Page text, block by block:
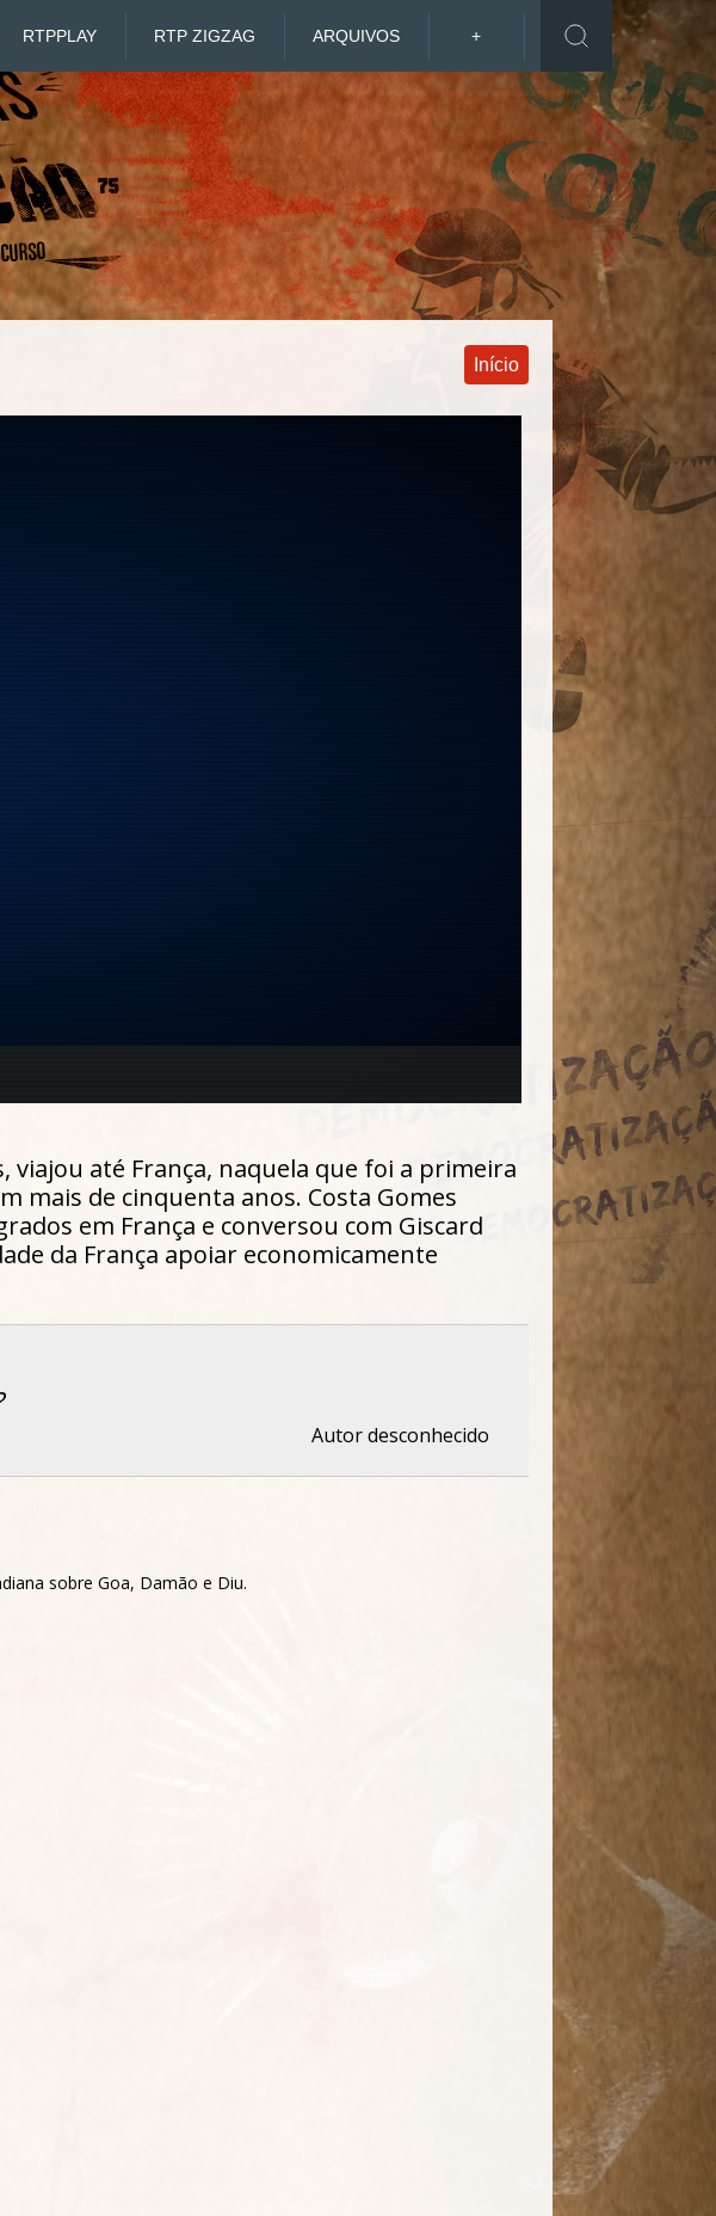
RTPPLAY RTP ZIGZAG ARQUIVOS +
Início
viajou até França, naquela que foi a primeira
mais de cinquenta anos. Costa Gomes
em França e conversou com Giscard
da França apoiar economicamente
Autor desconhecido
sobre Goa, Damão e Diu.